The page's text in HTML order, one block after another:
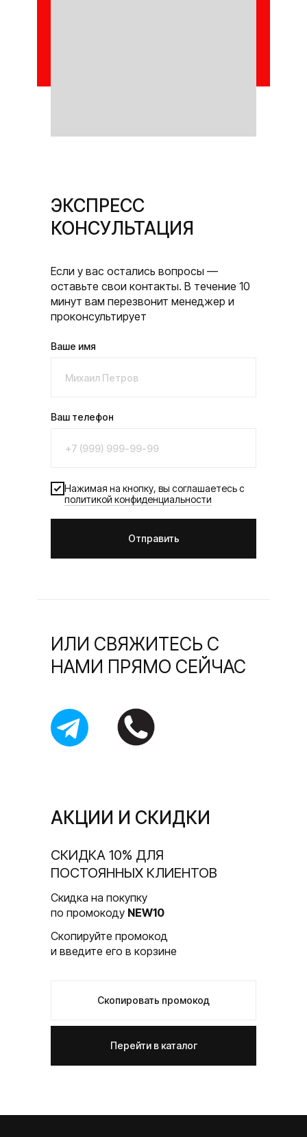
ЭКСПРЕСС
КОНСУЛЬТАЦИЯ
Если у вас остались вопросы —
оставьте свои контакты. В течение 10
минут вам перезвонит менеджер и
проконсультирует
Ваше имя
Ваш телефон
Нажимая на кнопку, вы соглашаетесь с
политикой конфиденциальности
Отправить
ИЛИ СВЯЖИТЕСЬ С
НАМИ ПРЯМО СЕЙЧАС
АКЦИИ И СКИДКИ
Скидка на покупку
по промокоду NEW10
Скопируйте промокод
и введите его в корзине
CКИДКА 10% ДЛЯ
ПОСТОЯННЫХ КЛИЕНТОВ
Перейти в каталог
Скопировать промокод